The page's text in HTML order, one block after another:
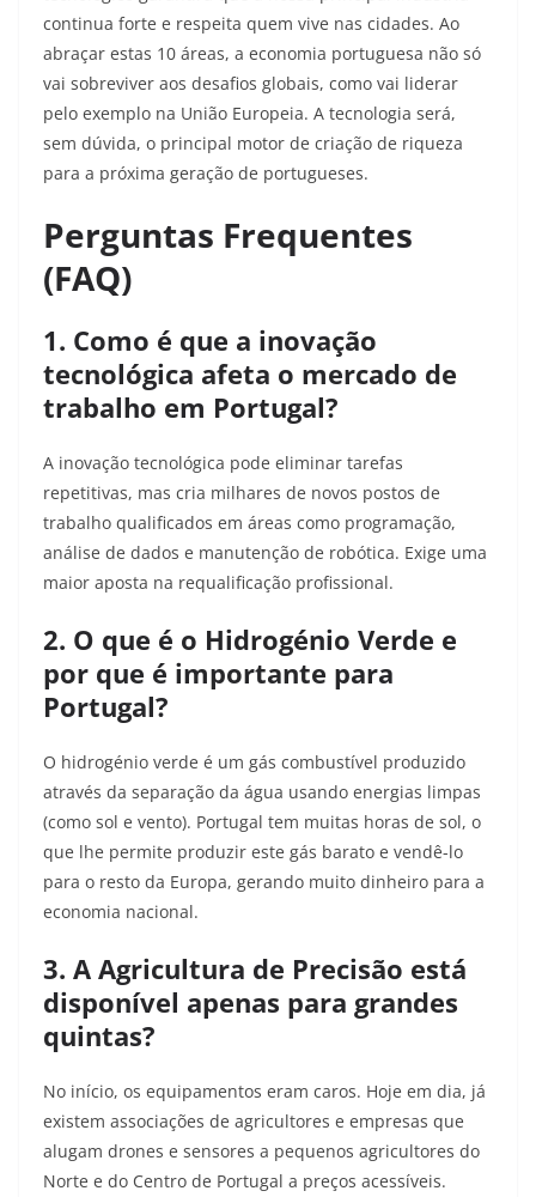
continua forte e respeita quem vive nas cidades. Ao
abraçar estas 10 áreas, a economia portuguesa não só
vai sobreviver aos desafios globais, como vai liderar
pelo exemplo na União Europeia. A tecnologia será,
sem dúvida, o principal motor de criação de riqueza
para a próxima geração de portugueses.
Perguntas Frequentes
(FAQ)
1. Como é que a inovação
tecnológica afeta o mercado de
trabalho em Portugal?
A inovação tecnológica pode eliminar tarefas
repetitivas, mas cria milhares de novos postos de
trabalho qualificados em áreas como programação,
análise de dados e manutenção de robótica. Exige uma
maior aposta na requalificação profissional.
2. O que é o Hidrogénio Verde e
por que é importante para
Portugal?
O hidrogénio verde é um gás combustível produzido
através da separação da água usando energias limpas
(como sol e vento). Portugal tem muitas horas de sol, o
que lhe permite produzir este gás barato e vendê-lo
para o resto da Europa, gerando muito dinheiro para a
economia nacional.
3. A Agricultura de Precisão está
disponível apenas para grandes
quintas?
No início, os equipamentos eram caros. Hoje em dia, já
existem associações de agricultores e empresas que
alugam drones e sensores a pequenos agricultores do
Norte e do Centro de Portugal a preços acessíveis.